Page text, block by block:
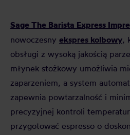
Sage The Barista Express
nowoczesny ekspres kolbowy,
obsługi z wysoką jakością
młynek stożkowy umożliwia
zaparzeniem, a system
zapewnia powtarzalność i
precyzyjnej kontroli
przygotować espresso o